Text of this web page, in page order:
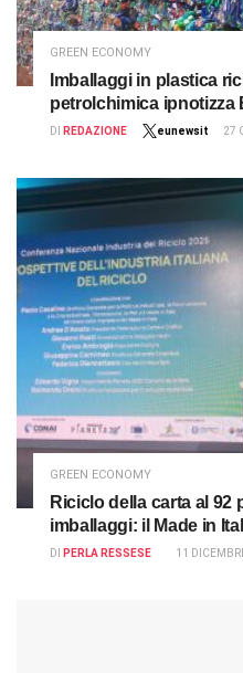
GREEN ECONOMY
Imballaggi in plastica
petrolchimica ipnotizza
DI REDAZIONE eunewsit 27
GREEN ECONOMY
Riciclo della carta al 92
imballaggi: il Made in
DI PERLA RESSESE 11